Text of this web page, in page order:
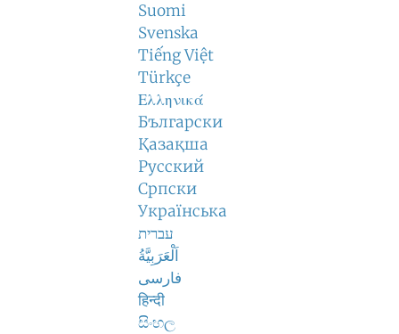
Suomi
Svenska
Tiếng Việt
Türkçe
Ελληνικά
Български
Қазақша
Русский
Српски
Українська
עברית
اَلْعَرَبِيَّةُ
فارسی
हिन्दी
සිංහල